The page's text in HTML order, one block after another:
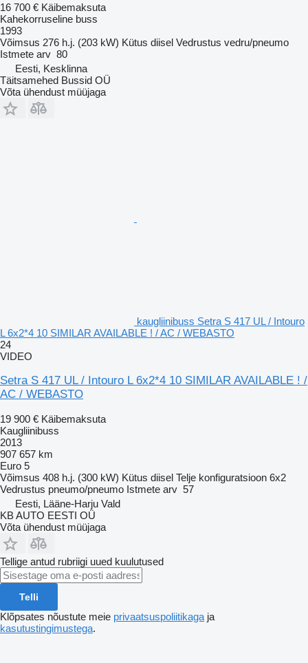
16 700 € Käibemaksuta
Kahekorruseline buss
1993
Võimsus 276 h.j. (203 kW) Kütus diisel Vedrustus vedru/pneumo
Istmete arv 80
Eesti, Kesklinna
Täitsamehed Bussid OÜ
Võta ühendust müüjaga
kaugliinibuss Setra S 417 UL / Intouro
L 6x2*4 10 SIMILAR AVAILABLE ! / AC / WEBASTO
24
VIDEO
Setra S 417 UL / Intouro L 6x2*4 10 SIMILAR AVAILABLE ! /
AC / WEBASTO
19 900 € Käibemaksuta
Kaugliinibuss
2013
907 657 km
Euro 5
Võimsus 408 h.j. (300 kW) Kütus diisel Telje konfiguratsioon 6x2
Vedrustus pneumo/pneumo Istmete arv 57
Eesti, Lääne-Harju Vald
KB AUTO EESTI OÜ
Võta ühendust müüjaga
Tellige antud rubriigi uued kuulutused
Telli
Klõpsates nõustute meie privaatsuspoliitikaga ja
kasutustingimustega.